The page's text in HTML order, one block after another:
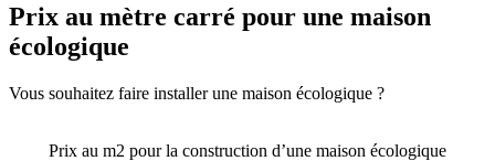
Prix au mètre carré pour une maison
écologique
Vous souhaitez faire installer une maison écologique ?
Prix au m2 pour la construction d’une maison écologique